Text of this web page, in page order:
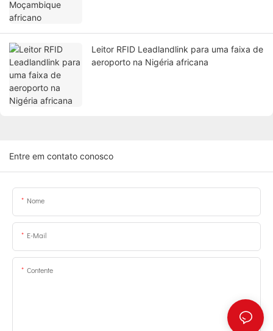
Leitor RFID Leadlandlink para uma faixa de
aeroporto na Nigéria africana
Entre em contato conosco
Nome
E-Mail
Contente